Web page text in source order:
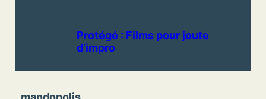
Protégé : Films pour joute
d’impro